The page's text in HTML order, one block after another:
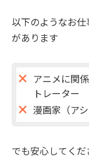
以下のようなお
があります
アニメに関
トレーター
漫画家（ア
でも安心してくだ